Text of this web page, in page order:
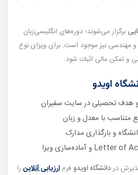
برگزار می‌شوند؛ دوره‌های انگلیسی‌زبان
در رشته‌های مدیریت، IT و مهندسی نیز موجود است. برای ویزای نوع
اویدو
و هدف تحصیلی در سایت سفیران
متناسب با معدل و زبان
و بارگذاری مدارک
دردانشگاه اویدو فرم ارزیابی آنلاین را